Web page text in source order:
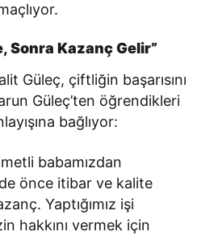
Sonra Kazanç Gelir”
Güleç, çiftliğin başarısını
Güleç’ten öğrendikleri
bağlıyor:
babamızdan
önce itibar ve kalite
Yaptığımız işi
hakkını vermek için